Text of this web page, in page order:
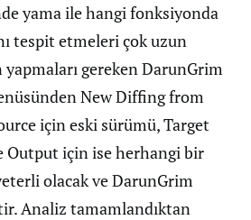
yama ile hangi fonksiyonda
tespit etmeleri çok uzun
gereken DarunGrim
New Diffing from
için eski sürümü, Target
Output için ise herhangi bir
olacak ve DarunGrim
Analiz tamamlandıktan